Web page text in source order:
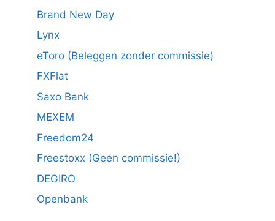
Brand New Day
Lynx
eToro (Beleggen zonder commissie)
FXFlat
Saxo Bank
MEXEM
Freedom24
Freestoxx (Geen commissie!)
DEGIRO
Openbank